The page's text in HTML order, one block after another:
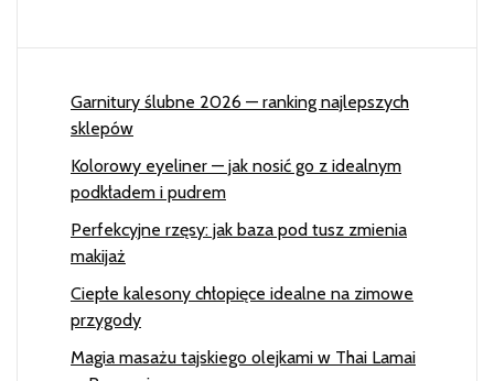
Garnitury ślubne 2026 — ranking najlepszych
sklepów
Kolorowy eyeliner — jak nosić go z idealnym
podkładem i pudrem
Perfekcyjne rzęsy: jak baza pod tusz zmienia
makijaż
Ciepłe kalesony chłopięce idealne na zimowe
przygody
Magia masażu tajskiego olejkami w Thai Lamai